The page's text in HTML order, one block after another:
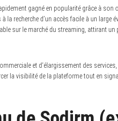
gagné en popularité grâce à son
recherche d’un accès facile à un large
sur le marché du streaming, attirant un
et d’élargissement des
la visibilité de la plateforme tout en